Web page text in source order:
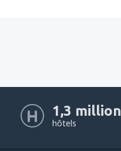
1,3 million
hôtels